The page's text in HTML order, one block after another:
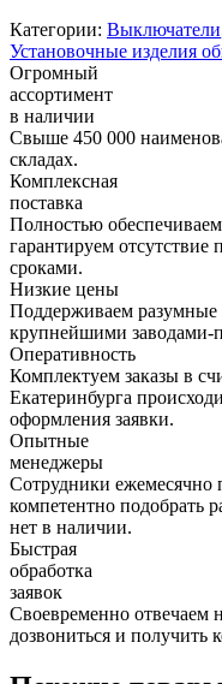
Категории: Выключатели
Установочные изделия
Огромный
ассортимент
в наличии
Свыше 450 000
складах.
Комплексная
поставка
Полностью
гарантируем отсутствие
сроками.
Низкие цены
Поддерживаем разумные
крупнейшими заводами-
Оперативность
Комплектуем заказы в
Екатеринбурга
оформления заявки.
Опытные
менеджеры
Сотрудники ежемесячно
компетентно подобрать
нет в наличии.
Быстрая
обработка
заявок
Своевременно отвечаем
дозвониться и получить